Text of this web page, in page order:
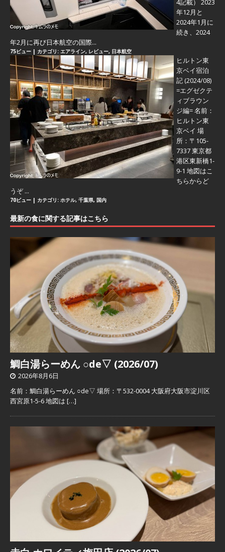
4記載） 2023
年12月と
2024年1月に
続き、2024
年2月に再び日本航空の国際...
75ビュー | カテゴリ: エアライン, レビュー, 日本航空
ヒルトン東
京ベイ宿泊
記 (2024/08)
=エグゼクテ
ィブラウン
ジ編=名前：
ヒルトン東
京ベイ 場
所：〒105-
7337 東京都
港区東新橋1-
9-1 地図はこ
ちらからど
うぞ ...
70ビュー | カテゴリ: ホテル, 千葉県, 国内
最新の食に関する記事はこちら
鯛白湯らーめん ○de▽ (2026/07)
2026年8月6日
名前：鯛白湯らーめん ○de▽ 場所：〒532-0004 大阪府大阪市淀川区
西宮原1-5-6 地図は […]